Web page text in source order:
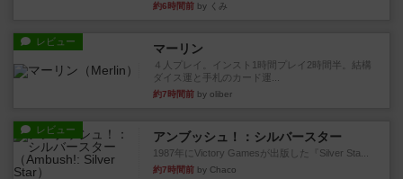
約6時間前 by くみ
レビュー マーリン
４人プレイ。インスト1時間プレイ2時間半。結構
ダイス運と手札のカード運...
約7時間前 by oliber
レビュー アンブッシュ！：シルバースター
1987年にVictory Gamesが出版した『Silver Sta...
約7時間前 by Chaco